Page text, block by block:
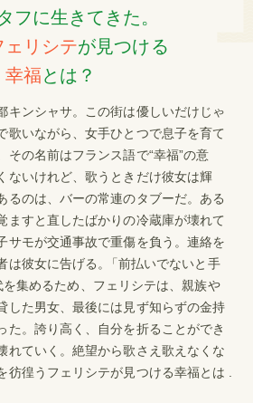
フに生きてきた。
ェリシテが見つける
幸福とは？
キンシャサ。この街は優しいだけじゃ
歌いながら、女手ひとつで息子を育て
その名前はフランス語で“幸福”の意
ないけれど、歌うときだけ彼女は輝
るのは、バーの常連のタブーだ。ある
ますと直したばかりの冷蔵庫が壊れて
サモが交通事故で重傷を負う。連絡を
彼女に告げる。
「前払いでないと手
を集めるため、フェリシテは、親族や
した男女、最後には見ず知らずの金持
た。誇り高く、自分を折ることができ
れていく。絶望から歌さえ歌えなくな
彷徨うフェリシテが見つける幸福とは .